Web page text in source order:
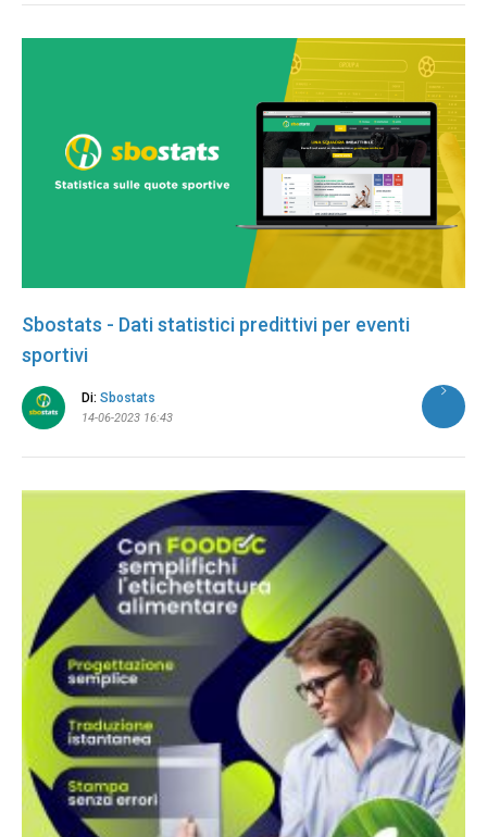
Sbostats - Dati statistici predittivi per eventi
sportivi
Di: Sbostats
14-06-2023 16:43